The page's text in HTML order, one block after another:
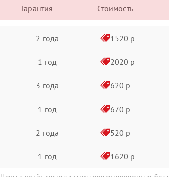
Гарантия Стоимость
2 года 1520 р
1 год 2020 р
3 года 620 р
1 год 670 р
2 года 520 р
1 год 1620 р